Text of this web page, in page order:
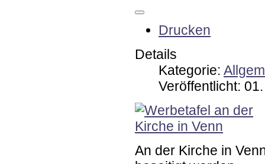
Drucken
Details
Kategorie:
Veröffentlicht:
An der Kirche in